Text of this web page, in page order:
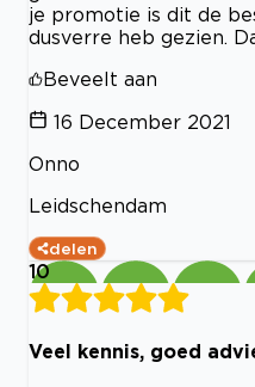
je promotie is dit de
dusverre heb gezien.
Beveelt aan
16 December 2021
Onno
Leidschendam
delen
10
Veel kennis, goed